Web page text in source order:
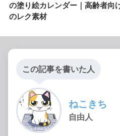
の塗り絵カレンダー｜高齢者向
のレク素材
この記事を書いた人
ねこきち
自由人